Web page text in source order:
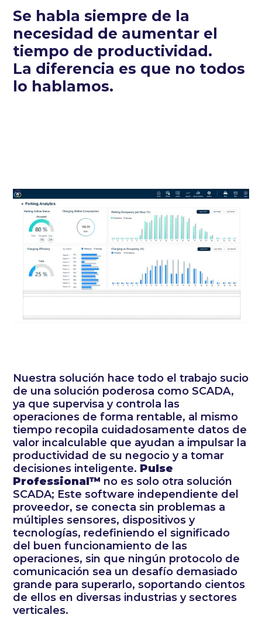
Se habla siempre de la
necesidad de aumentar el
tiempo de productividad.
La diferencia es que no todos
lo hablamos.
Nuestra solución hace todo el trabajo sucio
de una solución poderosa como SCADA,
ya que supervisa y controla las
operaciones de forma rentable, al mismo
tiempo recopila cuidadosamente datos de
valor incalculable que ayudan a impulsar la
productividad de su negocio y a tomar
decisiones inteligente. Pulse
Professional™ no es solo otra solución
SCADA; Este software independiente del
proveedor, se conecta sin problemas a
múltiples sensores, dispositivos y
tecnologías, redefiniendo el significado
del buen funcionamiento de las
operaciones, sin que ningún protocolo de
comunicación sea un desafío demasiado
grande para superarlo, soportando cientos
de ellos en diversas industrias y sectores
verticales.